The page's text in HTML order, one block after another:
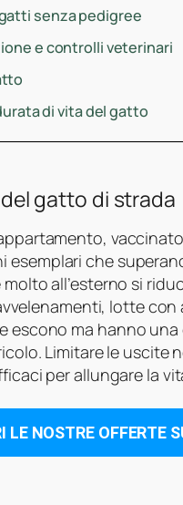
senza pedigree
e controlli veterinari
di vita del gatto
gatto di strada
esemplari che
all’esterno si
lotte con
escono ma hanno
Limitare le uscite
per allungare la
LE NOSTRE OFFERTE